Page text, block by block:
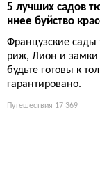
5 лучших садов
ннее буйство
Французские сады
риж, Лион и
будьте готовы к
гарантировано.
Путешествия 17 369